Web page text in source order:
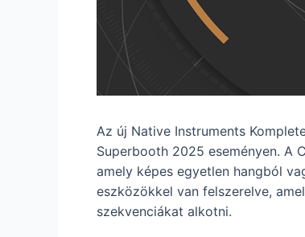
Az új Native Instruments
Superbooth 2025 eseményen. A
amely képes egyetlen hangból
eszközökkel van felszerelve,
szekvenciákat alkotni.